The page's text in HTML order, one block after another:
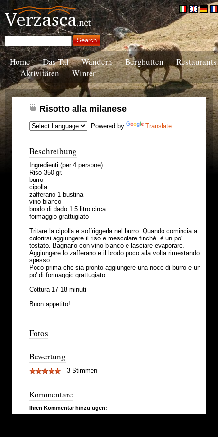
Home Das Tal Wandern Berghütten
Restaurants
Aktivitäten
Winter
Risotto alla milanese
Powered by Translate
Beschreibung
Ingredienti (per 4 persone):
Riso 350 gr.
burro
cipolla
zafferano 1 bustina
vino bianco
brodo di dado 1.5 litro circa
formaggio grattugiato
Tritare la cipolla e soffriggerla nel burro. Quando comincia a
colorirsi aggiungere il riso e mescolare finché è un po'
tostato. Bagnarlo con vino bianco e lasciare evaporare.
Aggiungere lo zafferano e il brodo poco alla volta rimestando
spesso.
Poco prima che sia pronto aggiungere una noce di burro e un
po' di formaggio grattugiato.
Cottura 17-18 minuti
Buon appetito!
Fotos
Bewertung
3 Stimmen
Kommentare
Ihren Kommentar hinzufügen: